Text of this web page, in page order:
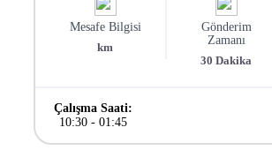
Mesafe Bilgisi
km
Gönderim
Zamanı
30 Dakika
Çalışma Saati:
10:30- 01:45